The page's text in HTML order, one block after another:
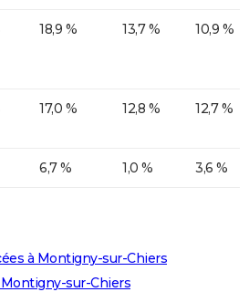
18,9 % 13,7 % 10,9 %
17,0 % 12,8 % 12,7 %
6,7 % 1,0 % 3,6 %
à Montigny-sur-Chiers
sur-Chiers